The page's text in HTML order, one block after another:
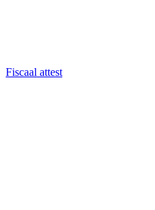
Fiscaal attest